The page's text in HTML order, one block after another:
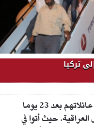
تركيا
التقى ساقوا الشاحنات الأتراك مع عائلاتهم بعد 23 يوما
حيث أتوا في